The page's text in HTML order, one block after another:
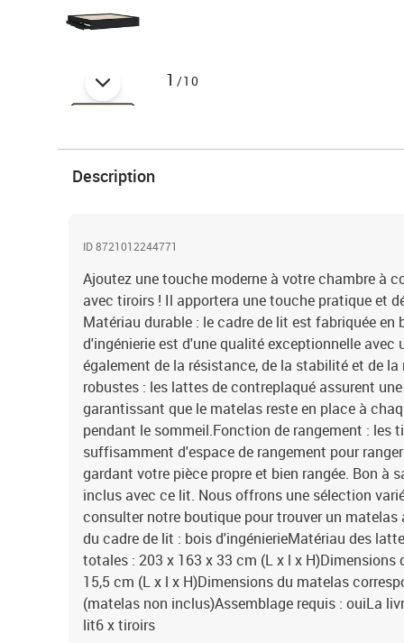
1 /10
Description
ID 8721012244771
Ajoutez une touche moderne à votre chambre à
avec tiroirs ! Il apportera une touche pratique et
Matériau durable : le cadre de lit est fabriquée en
d'ingénierie est d'une qualité exceptionnelle avec
également de la résistance, de la stabilité et de
robustes : les lattes de contreplaqué assurent
garantissant que le matelas reste en place à
pendant le sommeil.Fonction de rangement : les
suffisamment d'espace de rangement pour
gardant votre pièce propre et bien rangée. Bon à
inclus avec ce lit. Nous offrons une sélection
consulter notre boutique pour trouver un matelas
du cadre de lit : bois d'ingénierieMatériau des
totales : 203 x 163 x 33 cm (L x l x H)Dimensions
15,5 cm (L x l x H)Dimensions du matelas
(matelas non inclus)Assemblage requis : ouiLa
lit6 x tiroirs